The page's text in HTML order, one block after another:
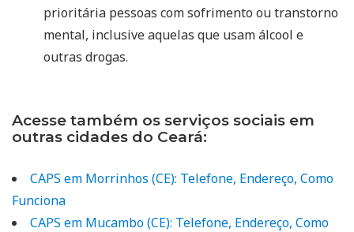
prioritária pessoas com sofrimento ou transtorno
mental, inclusive aquelas que usam álcool e
outras drogas.
Acesse também os serviços sociais em
outras cidades do Ceará:
CAPS em Morrinhos (CE): Telefone, Endereço, Como
Funciona
CAPS em Mucambo (CE): Telefone, Endereço, Como